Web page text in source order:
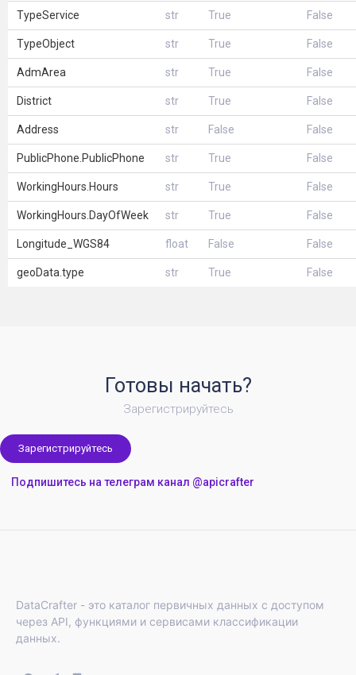
TypeService str True False
TypeObject str True False
AdmArea str True False
District str True False
Address str False False
PublicPhone.PublicPhone str True False
WorkingHours.Hours str True False
WorkingHours.DayOfWeek str True False
Longitude_WGS84 float False False
geoData.type str True False
Готовы начать?
Зарегистрируйтесь
Зарегистрируйтесь
Подпишитесь на телеграм канал @apicrafter
DataCrafter - это каталог первичных данных с доступом
через API, функциями и сервисами классификации
данных.